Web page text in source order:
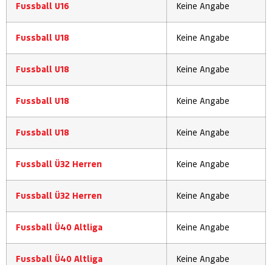
Fussball U16 Keine Angabe
Fussball U18 Keine Angabe
Fussball U18 Keine Angabe
Fussball U18 Keine Angabe
Fussball U18 Keine Angabe
Fussball Ü32 Herren Keine Angabe
Fussball Ü32 Herren Keine Angabe
Fussball Ü40 Altliga Keine Angabe
Fussball Ü40 Altliga Keine Angabe